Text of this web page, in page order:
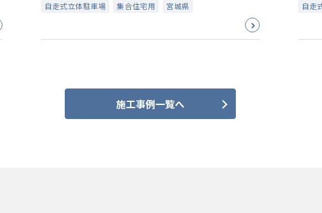
自走式立体駐車場 集合住宅用 宮城県 自走
施工事例一覧へ